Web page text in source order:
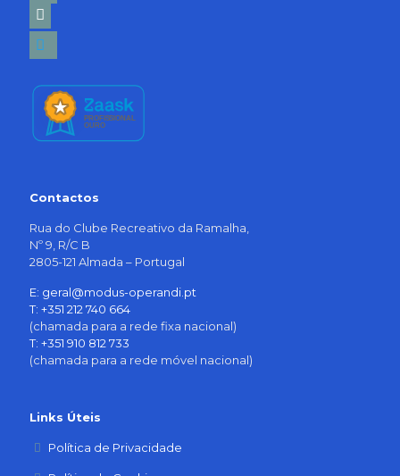
linkedin-
twitter
Contactos
Rua do Clube Recreativo da Ramalha,
Nº 9, R/C B
2805-121 Almada – Portugal
E: geral@modus-operandi.pt
T: +351 212 740 664
(chamada para a rede fixa nacional)
T: +351 910 812 733
(chamada para a rede móvel nacional)
Links Úteis
Política de Privacidade